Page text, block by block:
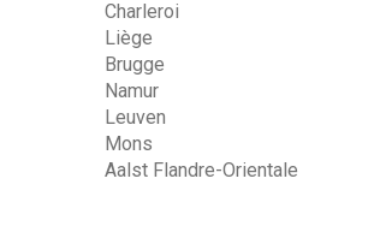
Charleroi
Liège
Brugge
Namur
Leuven
Mons
Aalst Flandre-Orientale